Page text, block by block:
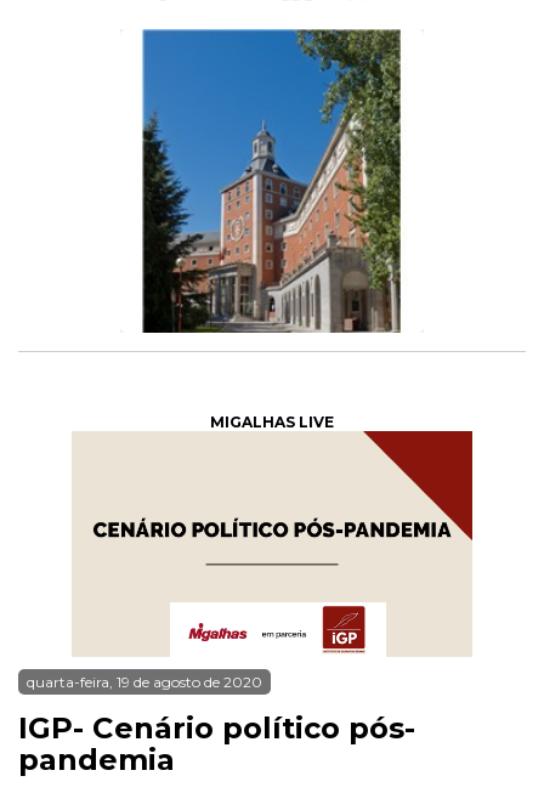
MIGALHAS LIVE
quarta-feira, 19 de agosto de 2020
IGP- Cenário político pós-
pandemia